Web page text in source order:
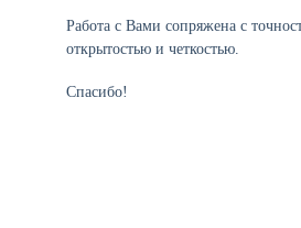
Работа с Вами сопряжена с
открытостью и четкостью.
Спасибо!